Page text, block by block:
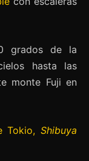
grados de la
hasta las
monte Fuji en
Tokio, Shibuya